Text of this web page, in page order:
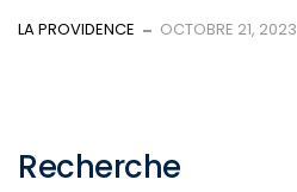
LA PROVIDENCE OCTOBRE 21, 2023
Recherche